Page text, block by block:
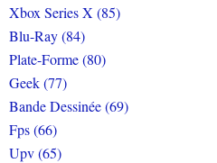
Xbox Series X (85)
Blu-Ray (84)
Plate-Forme (80)
Geek (77)
Bande Dessinée (69)
Fps (66)
Upv (65)